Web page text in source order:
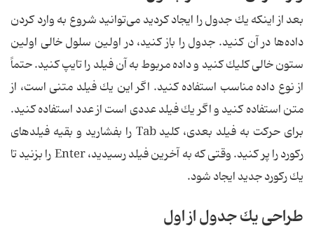
بعد از اینكه یك جدول را ایجاد كردید می‌توانید شروع به وارد كردن
داده‌ها در آن كنید. جدول را باز كنید، در اولین سلول خالی اولین
ستون خالی كلیك كنید و داده مربوط به آن فیلد را تایپ كنید. حتماً
از نوع داده مناسب استفاده كنید. اگر این یك فیلد متنی است، از
متن استفاده كنید و اگر یك فیلد عددی است از عدد استفاده كنید.
برای حركت به فیلد بعدی، كلید Tab را بفشارید و بقیه فیلدهای
ركورد را پر كنید. وقتی كه به آخرین فیلد رسیدید، Enter را بزنید تا
یك ركورد جدید ایجاد شود.
طراحی یك جدول از اول